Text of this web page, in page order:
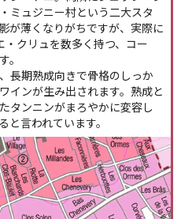
ミュジニー村という二大スタ
が薄くなりがちですが、実際に
クリュを数多く持つ、コー
。
長期熟成向きで骨格のしっか
インが生み出されます。熟成と
タンニンがまろやかに変容し
と言われています。